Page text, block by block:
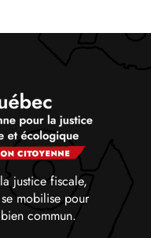
justice fiscale,
mobilise pour
commun.